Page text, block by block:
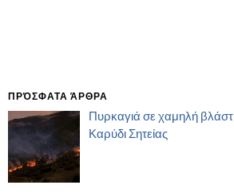
ΠΡΌΣΦΑΤΑ ΆΡΘΡΑ
Πυρκαγιά σε χαμηλή
Καρύδι Σητείας